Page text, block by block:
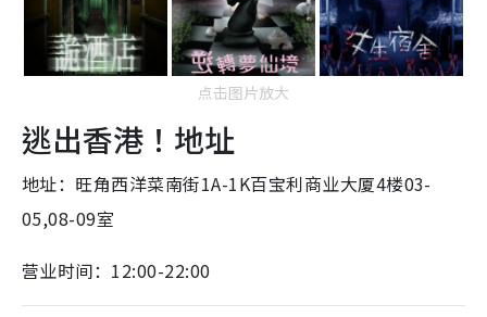
点击图片放大
逃出香港！ 地址
地址：旺角西洋菜南街1A-1K百宝利商业大厦4楼03-
05,08-09室
营业时间：12:00-22:00